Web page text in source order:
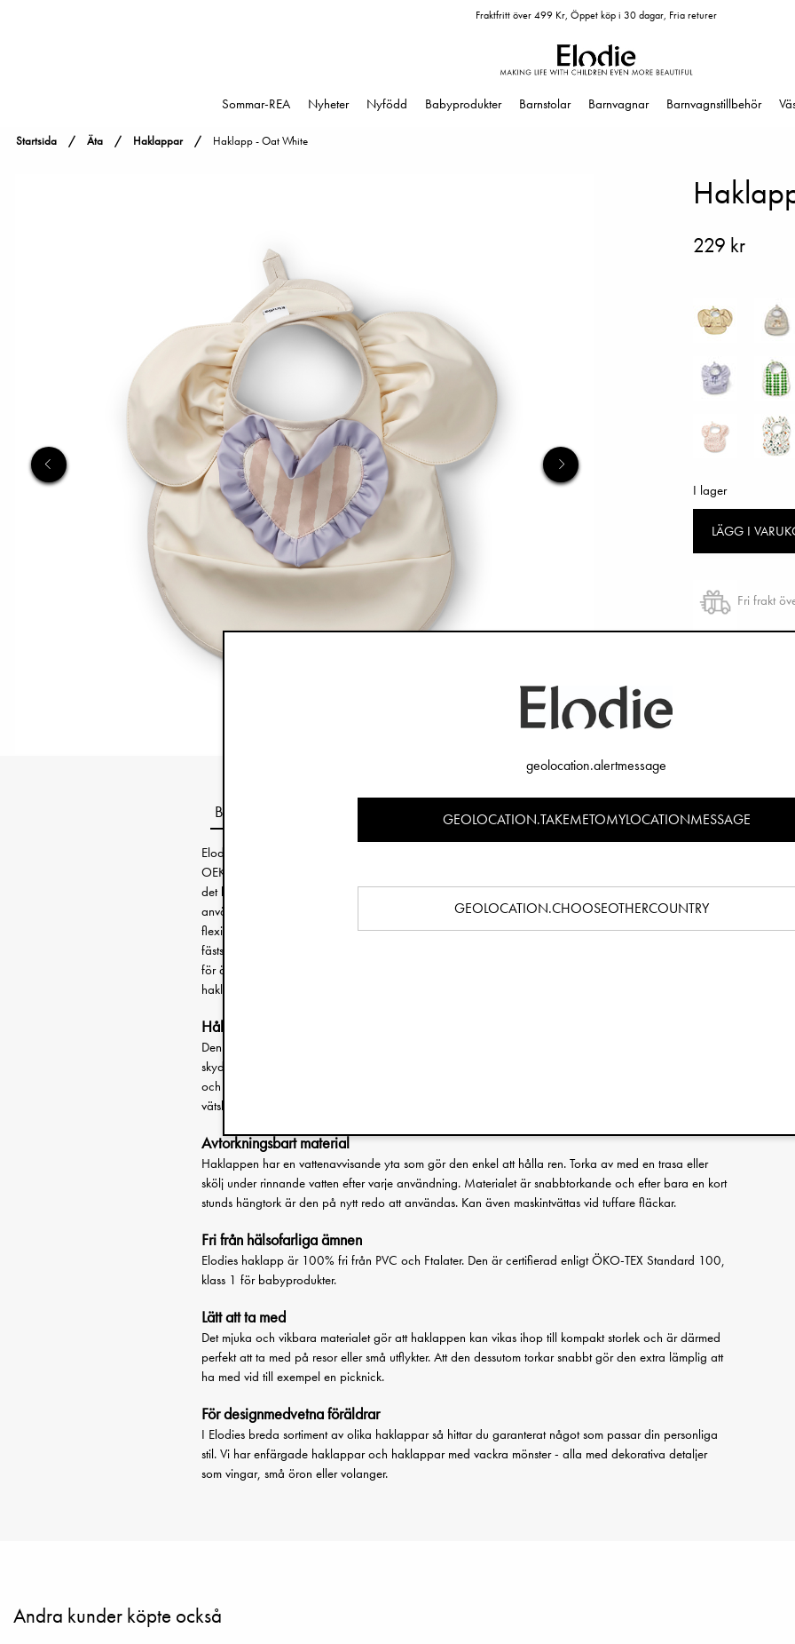
Fraktfritt över 499 Kr, Öppet köp i 30 dagar, Fria returer
Sommar-REA Nyheter Nyfödd Babyprodukter Barnstolar Barnvagnar Barnvagnstillbehör
Startsida Äta Haklappar Haklapp - Oat White
229 kr
I lager
LÄGG I
Fri frakt
Beskrivning Specifikation
Elodies vackra haklappar är en uppskattad vardagsfavorit hos många småbarnsfamiljer. Med sitt
OEKO-TEX® certifierade och snabbtorkande material, perfekta passform och höga funktionalitet är
det lätt att förstå varför. Torka eller skölj bara av den efter varje användning så är den redo att
användas på nytt efter en kort stund. Den breda formen täcker både axlar och bröst. Den stora,
flexibla uppsamlingsfickan fångar upp allt spill och håller på så vis även golvet renare. Haklappen
fästs i nacken med ett stort, mjukt kardborrefäste som ger ställbar storlek och gör att den passar även
för äldre barn. Haklappen är lämplig att använda från omkring 5 månaders ålder. En fantastisk
haklapp full av smarta funktioner som gör livet med små barn ännu vackrare.
Håller kläder rena
Den väl tilltagna storleken och det mjuka, följsamma materialet gör detta till en bekväm haklapp som
skyddar kläder extra väl. Modellen täcker inte bara bröstet utan även axlar och skuldror. Den stora
och flexibla uppsamlingsfickan tar hand om smulor och spill och klarar av att samla en hel kopp
vätska.
Avtorkningsbart material
Haklappen har en vattenavvisande yta som gör den enkel att hålla ren. Torka av med en trasa eller
skölj under rinnande vatten efter varje användning. Materialet är snabbtorkande och efter bara en kort
stunds hängtork är den på nytt redo att användas. Kan även maskintvättas vid tuffare fläckar.
Fri från hälsofarliga ämnen
Elodies haklapp är 100% fri från PVC och Ftalater. Den är certifierad enligt ÖKO-TEX Standard 100,
klass 1 för babyprodukter.
Lätt att ta med
Det mjuka och vikbara materialet gör att haklappen kan vikas ihop till kompakt storlek och är därmed
perfekt att ta med på resor eller små utflykter. Att den dessutom torkar snabbt gör den extra lämplig att
ha med vid till exempel en picknick.
För designmedvetna föräldrar
I Elodies breda sortiment av olika haklappar så hittar du garanterat något som passar din personliga
stil. Vi har enfärgade haklappar och haklappar med vackra mönster - alla med dekorativa detaljer
som vingar, små öron eller volanger.
Andra kunder köpte också
geolocation.alertmessage
GEOLOCATION.TAKEMETOMYLOCATIONMESSAGE
GEOLOCATION.CHOOSEOTHERCOUNTRY